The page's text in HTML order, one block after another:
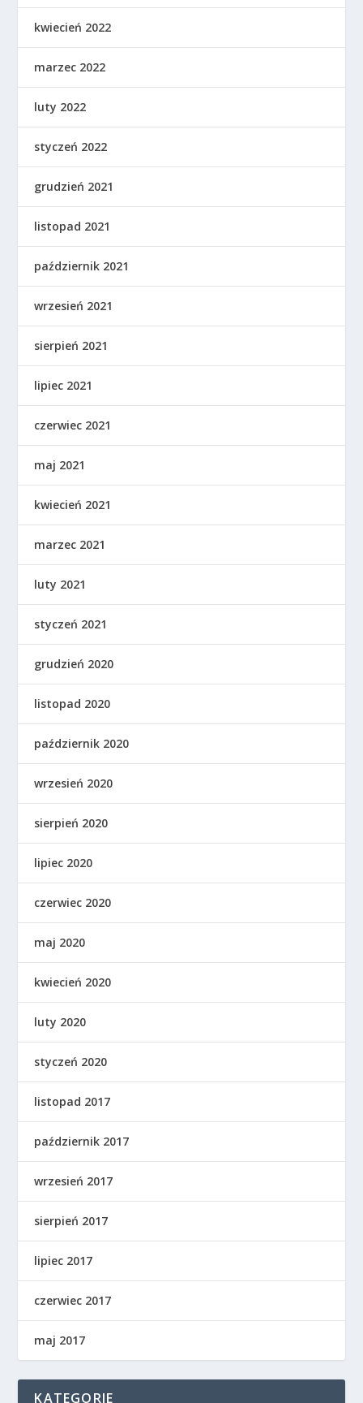
kwiecień 2022
marzec 2022
luty 2022
styczeń 2022
grudzień 2021
listopad 2021
październik 2021
wrzesień 2021
sierpień 2021
lipiec 2021
czerwiec 2021
maj 2021
kwiecień 2021
marzec 2021
luty 2021
styczeń 2021
grudzień 2020
listopad 2020
październik 2020
wrzesień 2020
sierpień 2020
lipiec 2020
czerwiec 2020
maj 2020
kwiecień 2020
luty 2020
styczeń 2020
listopad 2017
październik 2017
wrzesień 2017
sierpień 2017
lipiec 2017
czerwiec 2017
maj 2017
KATEGORIE